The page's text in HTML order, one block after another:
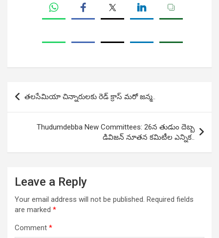
Post
navigation
తలసేమియా చిన్నారులకు రెడ్ క్రాస్ మరో జన్మ..
Thudumdebba New Committees: 26న తుడుం దెబ్బ
డివిజన్ నూతన కమిటీల ఎన్నిక..
Leave a Reply
Your email address will not be published. Required fields
are marked *
Comment *